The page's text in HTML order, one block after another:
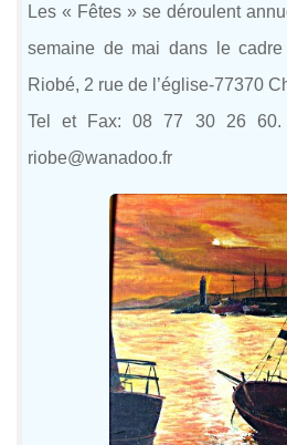
Les « Fêtes » se déroulent
semaine de mai dans le
Riobé, 2 rue de l’église-77370
Tel et Fax: 08 77 30 26 60.
riobe@wanadoo.fr